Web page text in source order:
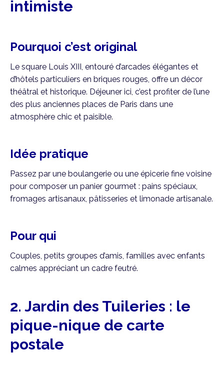
intimiste
Pourquoi c’est original
Le square Louis XIII, entouré d’arcades élégantes et
d’hôtels particuliers en briques rouges, offre un décor
théâtral et historique. Déjeuner ici, c’est profiter de l’une
des plus anciennes places de Paris dans une
atmosphère chic et paisible.
Idée pratique
Passez par une boulangerie ou une épicerie fine voisine
pour composer un panier gourmet : pains spéciaux,
fromages artisanaux, pâtisseries et limonade artisanale.
Pour qui
Couples, petits groupes d’amis, familles avec enfants
calmes appréciant un cadre feutré.
2. Jardin des Tuileries : le
pique-nique de carte
postale